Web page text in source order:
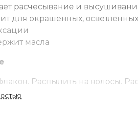
расчесывание и
для окрашенных,
масла
Распылить на волосы.